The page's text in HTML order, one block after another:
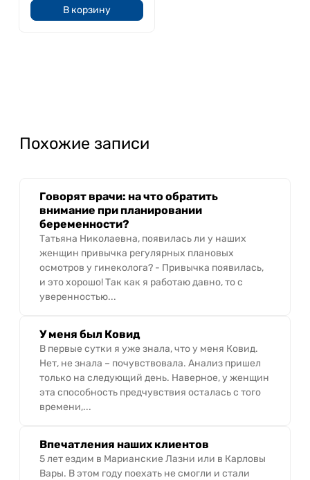
В корзину
Похожие записи
Говорят врачи: на что обратить
внимание при планировании
беременности?
Татьяна Николаевна, появилась ли у наших
женщин привычка регулярных плановых
осмотров у гинеколога? - Привычка появилась,
и это хорошо! Так как я работаю давно, то с
уверенностью...
У меня был Ковид
В первые сутки я уже знала, что у меня Ковид.
Нет, не знала – почувствовала. Анализ пришел
только на следующий день. Наверное, у женщин
эта способность предчувствия осталась с того
времени,...
Впечатления наших клиентов
5 лет ездим в Марианские Лазни или в Карловы
Вары. В этом году поехать не смогли и стали